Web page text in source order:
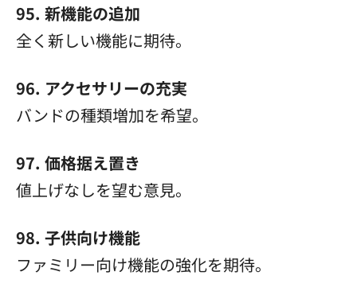
95. 新機能の追加
全く新しい機能に期待。
96. アクセサリーの充実
バンドの種類増加を希望。
97. 価格据え置き
値上げなしを望む意見。
98. 子供向け機能
ファミリー向け機能の強化を期待。